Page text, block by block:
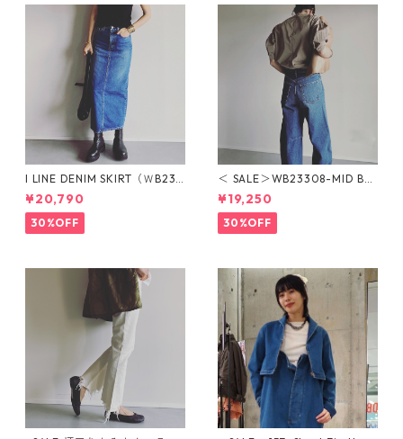
I LINE DENIM SKIRT（ＷB233
16-MID BLUE）Iライン デニ
ムスカート
¥20,790
30%OFF
＜ SALE＞WB23308-MID BL
UE BULLET DENIM（MID BL
UE）ブレットデニム
¥19,250
30%OFF